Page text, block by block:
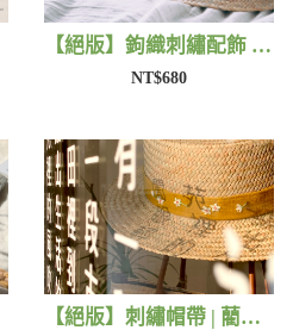
【絕版】鉤織刺繡配飾 | 藺子Xphytooo
NT$680
【絕版】刺繡帽帶 | 藺子X有FU手作